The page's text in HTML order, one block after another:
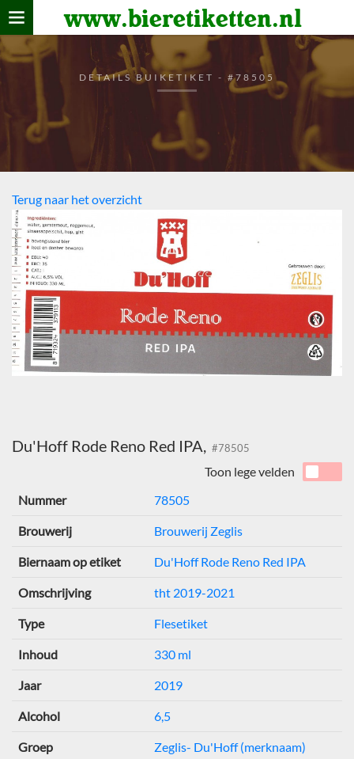
www.bieretiketten.nl
Home
verzamelen
De bierkaart
Bezoekers
DETAILS BUIKETIKET - #78505
Terug naar het overzicht
Du'Hoff Rode Reno Red IPA, #78505
Toon lege velden
Nummer
78505
Brouwerij Brouwerij Zeglis
Biernaam op etiket Du'Hoff Rode Reno Red IPA
Omschrijving tht 2019-2021
Type Flesetiket
Inhoud 330 ml
Jaar 2019
Alcohol 6,5
Groep Zeglis- Du'Hoff (merknaam)